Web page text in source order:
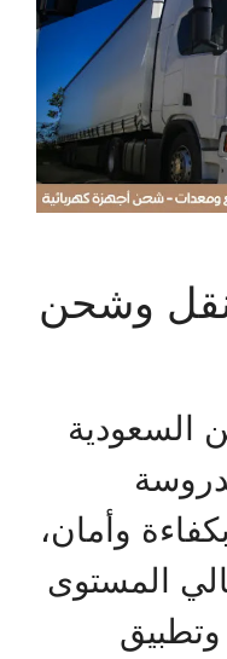
نقل وشحن
السعودية
وأمان،
المستوى
وتطبيق